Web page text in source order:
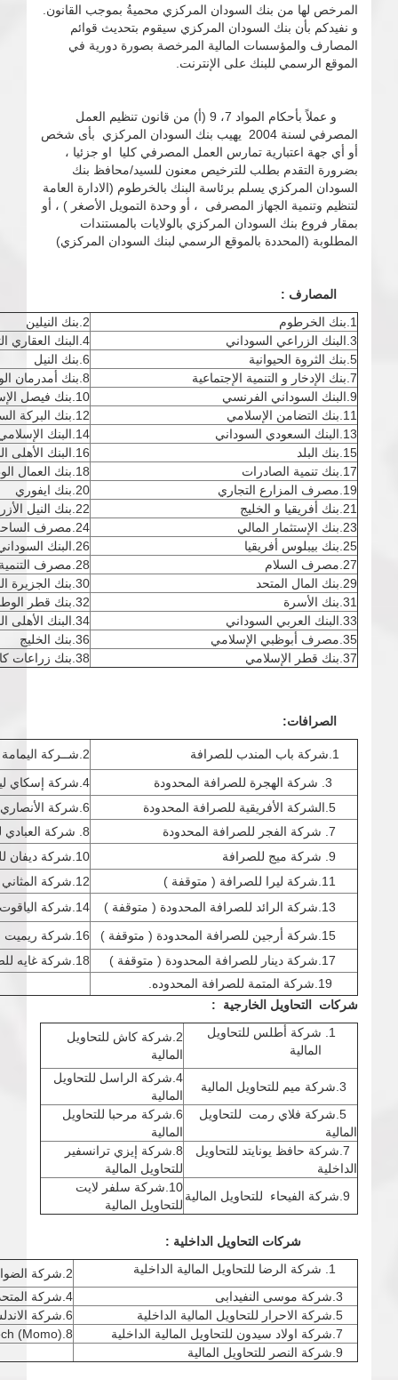
المرخص لها من بنك السودان المركزي محميةُ بموجب القانون.
و نفيدكم بأن بنك السودان المركزي سيقوم بتحديث قوائم
المصارف والمؤسسات المالية المرخصة بصورة دورية في
الموقع الرسمي للبنك على الإنترنت.
و عملاً بأحكام المواد 7، 9 (أ) من قانون تنظيم العمل
المصرفي لسنة 2004 يهيب بنك السودان المركزي بأى شخص
أو أي جهة اعتبارية تمارس العمل المصرفي كليا او جزئيا ،
بضرورة التقدم بطلب للترخيص معنون للسيد/محافظ بنك
السودان المركزي يسلم برئاسة البنك بالخرطوم (الادارة العامة
لتنظيم وتنمية الجهاز المصرفى ، أو وحدة التمويل الأصغر ) ، أو
بمقار فروع بنك السودان المركزي بالولايات بالمستندات
المطلوبة (المحددة بالموقع الرسمي لبنك السودان المركزي)
المصارف :
1.بنك الخرطوم
2.بنك النيلين
3.البنك الزراعي السوداني
4.البنك العقاري التجاري
5.بنك الثروة الحيوانية
6.بنك النيل
7.بنك الإدخار و التنمية الإجتماعية
8.بنك أمدرمان الوطني
9.البنك السوداني الفرنسي
10.بنك فيصل الإسلامي
11.بنك التضامن الإسلامي
12.بنك البركة السوداني
13.البنك السعودي السوداني
14.البنك الإسلامي السوداني
15.بنك البلد
16.البنك الأهلى السوداني
17.بنك تنمية الصادرات
18.بنك العمال الوطني
19.مصرف المزارع التجاري
20.بنك ايفوري
21.بنك أفريقيا و الخليج
22.بنك النيل الأزرق المشرق
23.بنك الإستثمار المالي
24.مصرف الساحل و الصحراء
25.بنك بيبلوس أفريقيا
26.البنك السوداني المصري
27.مصرف السلام
28.مصرف التنمية الصناعية
29.بنك المال المتحد
30.بنك الجزيرة السوداني الأردني
31.بنك الأسرة
32.بنك قطر الوطني
33.البنك العربي السوداني
34.البنك الأهلى المصري
35.مصرف أبوظبي الإسلامي
36.بنك الخليج
37.بنك قطر الإسلامي
38.بنك زراعات كاتيليم
الصرافات:
2.شــركة اليمامة للصرافة المحدودة ( متوقفة )
4.شركة إسكاي لينك للصرافة المحدودة
5.الشركة الأفريقية للصرافة المحدودة
6.شركة الأنصاري للصرافة المحدودة
7. شركة الفجر للصرافة المحدودة
8. شركة العبادي للصرافة المحدودة
9. شركة ميج للصرافة
10.شركة ديفان للصرافة المحدودة
11.شركة ليرا للصرافة ( متوقفة )
12.شركة المثاني للصرافة المحدودة
13.شركة الرائد للصرافة المحدودة ( متوقفة )
14.شركة الياقوت للصرافة
15.شركة أرجين للصرافة المحدودة ( متوقفة )
16.شركة ريميت للصرافة
17.شركة دينار للصرافة المحدودة ( متوقفة )
18.شركة غايه للصرافة المحدودة
شركات التحاويل الخارجية :
شركة أطلس للتحاويل
المالية
2.شركة كاش للتحاويل
المالية
4.شركة الراسل للتحاويل
المالية
5.شركة فلاي رمت للتحاويل
المالية
6.شركة مرحبا للتحاويل
المالية
7.شركة حافظ يونايتد للتحاويل
الداخلية
8.شركة إيزي ترانسفير
للتحاويل المالية
10.شركة سلفر لايت
للتحاويل المالية
شركات التحاويل الداخلية :
شركة الرضا للتحاويل المالية الداخلية
2.شركة الضواحي للتحاويل المالية الداخلية
4.شركة المتحده للتحاويل المالية ) متوقفة )
6.شركة الاندلس للتحاويل المالية الداخلية
8.MTN Fintech (Momo)